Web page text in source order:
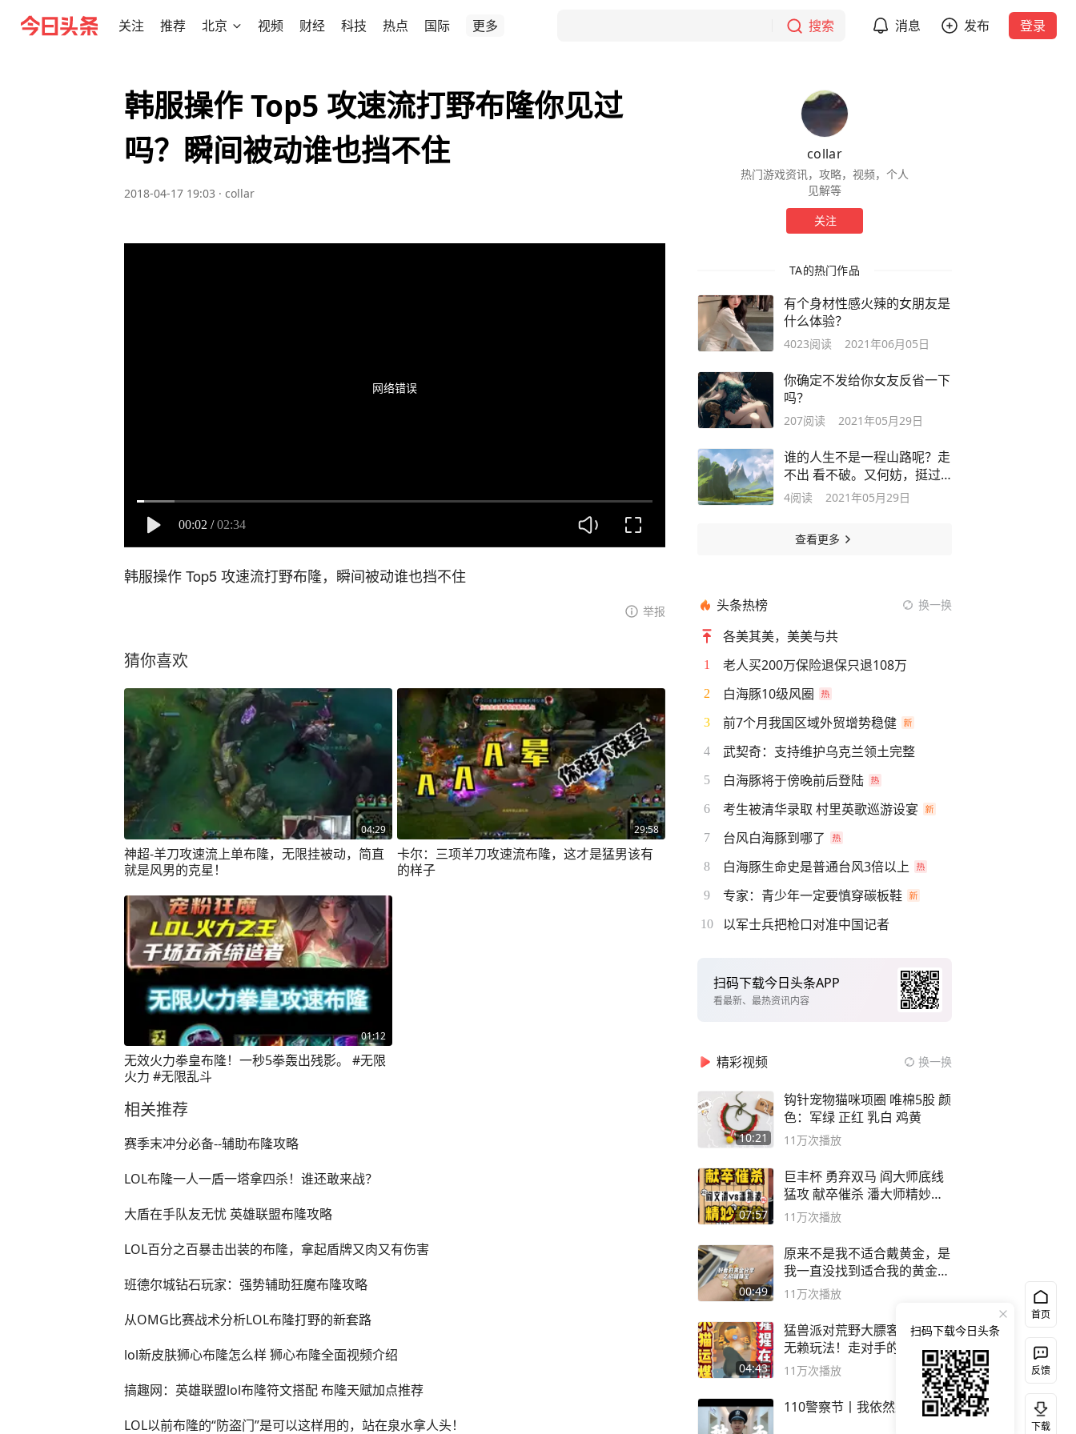
关注 推荐 北京 视频 财经 科技 热点 国际 更多 搜索 消息 发布 登录
韩服操作 Top5 攻速流打野布隆你见过
吗？瞬间被动谁也挡不住
2018-04-17 19:03 · collar
网络错误
00:02 / 02:34
韩服操作 Top5 攻速流打野布隆，瞬间被动谁也挡不住
举报
猜你喜欢
04:29
神超-羊刀攻速流上单布隆，无限挂被动，简直
就是风男的克星！
29:58
卡尔：三项羊刀攻速流布隆，这才是猛男该有
的样子
01:12
无效火力拳皇布隆！一秒5拳轰出残影。 #无限
火力 #无限乱斗
相关推荐
赛季末冲分必备--辅助布隆攻略
LOL布隆一人一盾一塔拿四杀！谁还敢来战？
大盾在手队友无忧 英雄联盟布隆攻略
LOL百分之百暴击出装的布隆，拿起盾牌又肉又有伤害
班德尔城钻石玩家：强势辅助狂魔布隆攻略
从OMG比赛战术分析LOL布隆打野的新套路
lol新皮肤狮心布隆怎么样 狮心布隆全面视频介绍
搞趣网：英雄联盟lol布隆符文搭配 布隆天赋加点推荐
LOL以前布隆的“防盗门”是可以这样用的，站在泉水拿人头！
collar
热门游戏资讯，攻略，视频，个人
见解等
关注
TA的热门作品
有个身材性感火辣的女朋友是
什么体验？
4023阅读 2021年06月05日
你确定不发给你女友反省一下
吗？
207阅读 2021年05月29日
谁的人生不是一程山路呢？走
不出 看不破。又何妨，挺过
去就好了
4阅读 2021年05月29日
查看更多
头条热榜 换一换
各美其美，美美与共
1 老人买200万保险退保只退108万
2 白海豚10级风圈
3 前7个月我国区域外贸增势稳健
4 武契奇：支持维护乌克兰领土完整
5 白海豚将于傍晚前后登陆
6 考生被清华录取 村里英歌巡游设宴
7 台风白海豚到哪了
8 白海豚生命史是普通台风3倍以上
9 专家：青少年一定要慎穿碳板鞋
10 以军士兵把枪口对准中国记者
扫码下载今日头条APP
看最新、最热资讯内容
精彩视频 换一换
10:21
钩针宠物猫咪项圈 唯棉5股 颜
色：军绿 正红 乳白 鸡黄
11万次播放
07:57
巨丰杯 勇弃双马 阎大师底线
猛攻 献卒催杀 潘大师精妙入
局
11万次播放
00:49
原来不是我不适合戴黄金，是
我一直没找到适合我的黄金
😭
11万次播放
04:43
猛兽派对荒野大膘客模式发现
无赖玩法！走对手的路让对手
无路可走
11万次播放
110警察节丨我依然是我
首页
反馈
下载
扫码下载今日头条